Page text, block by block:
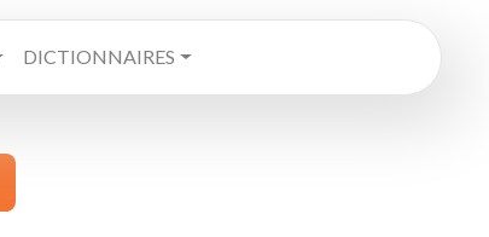
DICTIONNAIRES